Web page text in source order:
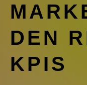
DEN
KPIS